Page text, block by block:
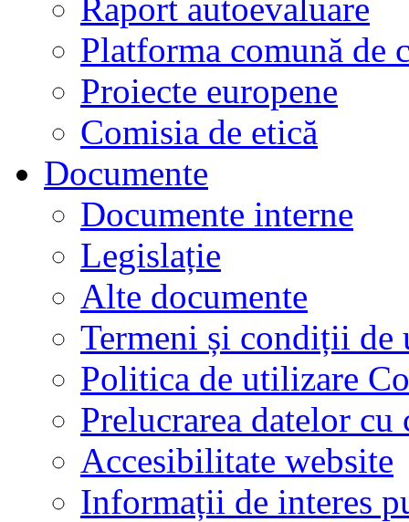
Raport autoevaluare
Platforma comună de
Proiecte europene
Comisia de etică
Documente
Documente interne
Legislație
Alte documente
Termeni și condiții de
Politica de utilizare
Prelucrarea datelor cu
Accesibilitate website
Informații de interes